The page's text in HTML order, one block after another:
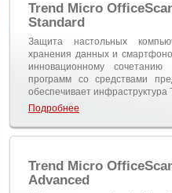
Trend Micro
Standard
Защита настольных
хранения данных и
инновационному
программ со средствами
обеспечивает
Подробнее
Trend Micro
Advanced